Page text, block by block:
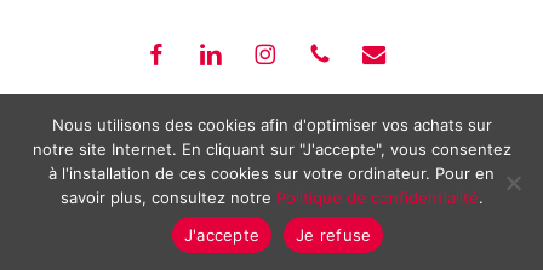
FACEBOOKLINKEDININSTAGRAMPHONE EMAIL
ISTS – CLOÎTRE SAINT-LOUIS – 20, RUE PORTAIL BOQUIER – AVIGNON –
04 90 14 14 17 –CONTACT@MAISONPRO-AVIGNON.COM
2026 ©MAISON DES PROFESSIONNELS—MENTIONS LÉGALES —
POLITIQUE DE CONFIDENTIALITÉ
Nous utilisons des cookies afin d'optimiser vos achats sur
notre site Internet. En cliquant sur "J'accepte", vous consentez
à l'installation de ces cookies sur votre ordinateur. Pour en
savoir plus, consultez notre Politique de confidentialité.
J'accepte
Je refuse